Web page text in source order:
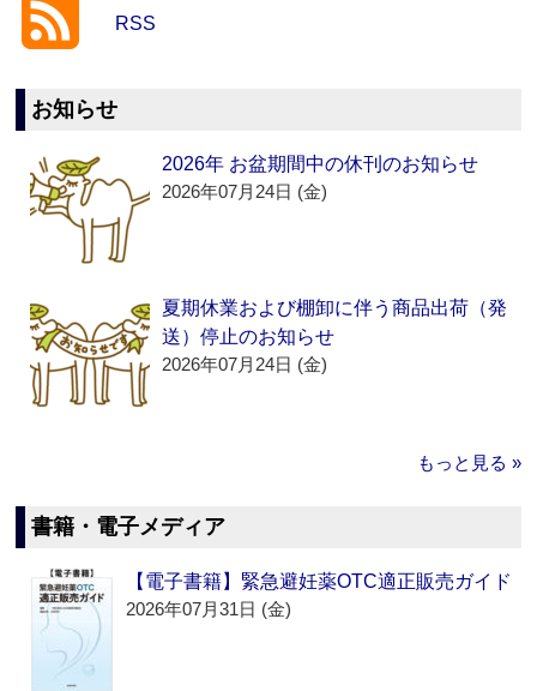
RSS
お知らせ
2026年 お盆期間中の休刊のお知らせ
2026年07月24日 (金)
夏期休業および棚卸に伴う商品出荷（発
送）停止のお知らせ
2026年07月24日 (金)
もっと見る »
書籍・電子メディア
【電子書籍】緊急避妊薬OTC適正販売ガイド
2026年07月31日 (金)